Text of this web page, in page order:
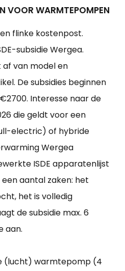
VOOR WARMTEPOMPEN
flinke kostenpost.
subsidie Wergea.
af van model en
De subsidies beginnen
Interesse naar de
die geldt voor een
electric) of hybride
Wergea
ISDE apparatenlijst
een aantal zaken: het
het is volledig
de subsidie max. 6
aan.
(lucht) warmtepomp (4